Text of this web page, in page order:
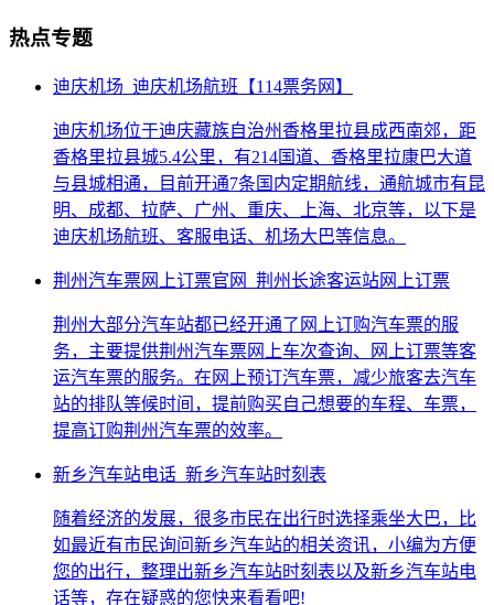
热点专题
迪庆机场_迪庆机场航班【114票务网】
迪庆机场位于迪庆藏族自治州香格里拉县成西南郊，距
香格里拉县城5.4公里，有214国道、香格里拉康巴大道
与县城相通，目前开通7条国内定期航线，通航城市有昆
明、成都、拉萨、广州、重庆、上海、北京等，以下是
迪庆机场航班、客服电话、机场大巴等信息。
荆州汽车票网上订票官网_荆州长途客运站网上订票
荆州大部分汽车站都已经开通了网上订购汽车票的服
务，主要提供荆州汽车票网上车次查询、网上订票等客
运汽车票的服务。在网上预订汽车票，减少旅客去汽车
站的排队等候时间，提前购买自己想要的车程、车票，
提高订购荆州汽车票的效率。
新乡汽车站电话_新乡汽车站时刻表
随着经济的发展，很多市民在出行时选择乘坐大巴，比
如最近有市民询问新乡汽车站的相关资讯，小编为方便
您的出行，整理出新乡汽车站时刻表以及新乡汽车站电
话等，存在疑惑的您快来看看吧!